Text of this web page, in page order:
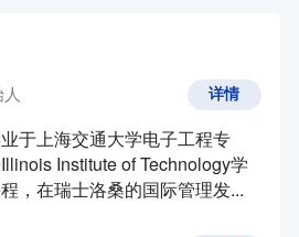
人
于上海交通大学电子工程专
Institute of Technology学
，在瑞士洛桑的国际管理发...
详情